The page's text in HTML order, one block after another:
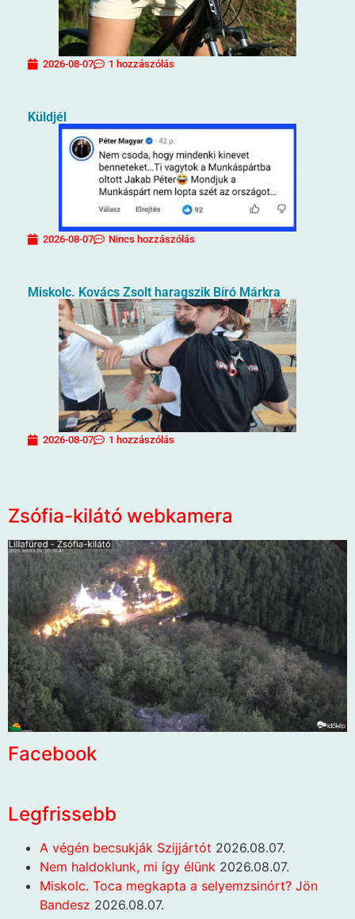
2026-08-07 1 hozzászólás
Küldjél
2026-08-07 Nincs hozzászólás
Miskolc. Kovács Zsolt haragszik Bíró Márkra
2026-08-07 1 hozzászólás
Zsófia-kilátó webkamera
Facebook
Legfrissebb
A végén becsukják Szijjártót 2026.08.07.
Nem haldoklunk, mi így élünk 2026.08.07.
Miskolc. Toca megkapta a selyemzsinórt? Jön
Bandesz 2026.08.07.